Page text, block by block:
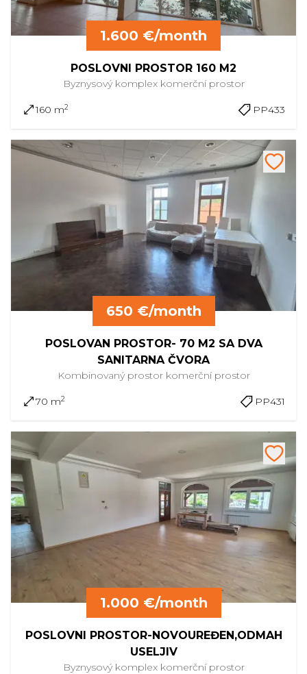
1.600 €/month
POSLOVNI PROSTOR 160 M2
Byznysový komplex komerční prostor
160 m2 PP433
650 €/month
POSLOVAN PROSTOR- 70 M2 SA DVA
SANITARNA ČVORA
Kombinovaný prostor komerční prostor
70 m2 PP431
1.000 €/month
POSLOVNI PROSTOR-NOVOUREĐEN,ODMAH
USELJIV
Byznysový komplex komerční prostor